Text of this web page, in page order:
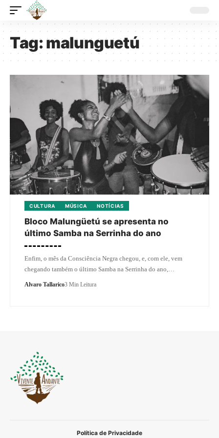
Tag:malunguetú
CULTURA MÚSICA NOTÍCIAS
Bloco Malungüetú se apresenta no
último Samba na Serrinha do ano
Enfim, o mês da Consciência Negra chegou, e, com ele, vem
chegando também o último Samba na Serrinha do ano,…
Alvaro Tallarico3 Min Leitura
Política de Privacidade